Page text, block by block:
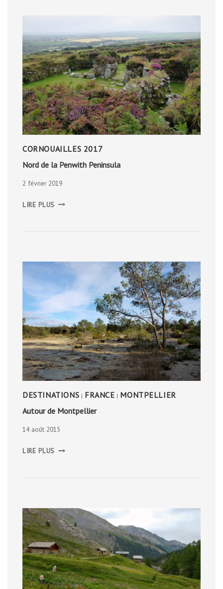
CORNOUAILLES 2017
Nord de la Penwith Peninsula
2 février 2019
LIRE PLUS
DESTINATIONS | FRANCE | MONTPELLIER
Autour de Montpellier
14 août 2015
LIRE PLUS